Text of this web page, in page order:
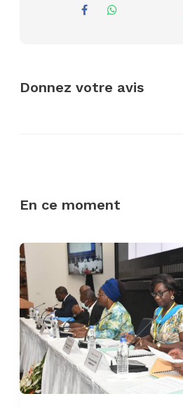
Donnez votre avis
En ce moment